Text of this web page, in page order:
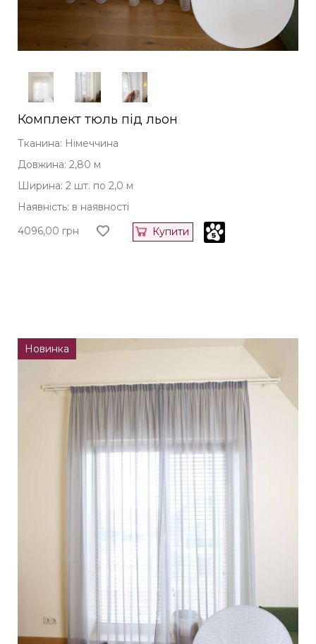
Комплект тюль під льон
Тканина: Німеччина
Довжина: 2,80 м
Ширина: 2 шт. по 2,0 м
Наявність: в наявності
4096,00 грн Купити
Новинка